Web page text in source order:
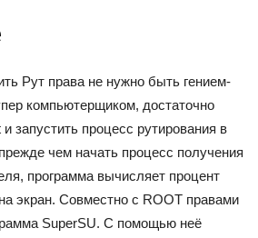
Рут права не нужно быть гением-
компьютерщиком, достаточно
запустить процесс рутирования в
чем начать процесс получения
программа вычисляет процент
экран. Совместно с ROOT правами
SuperSU. С помощью неё